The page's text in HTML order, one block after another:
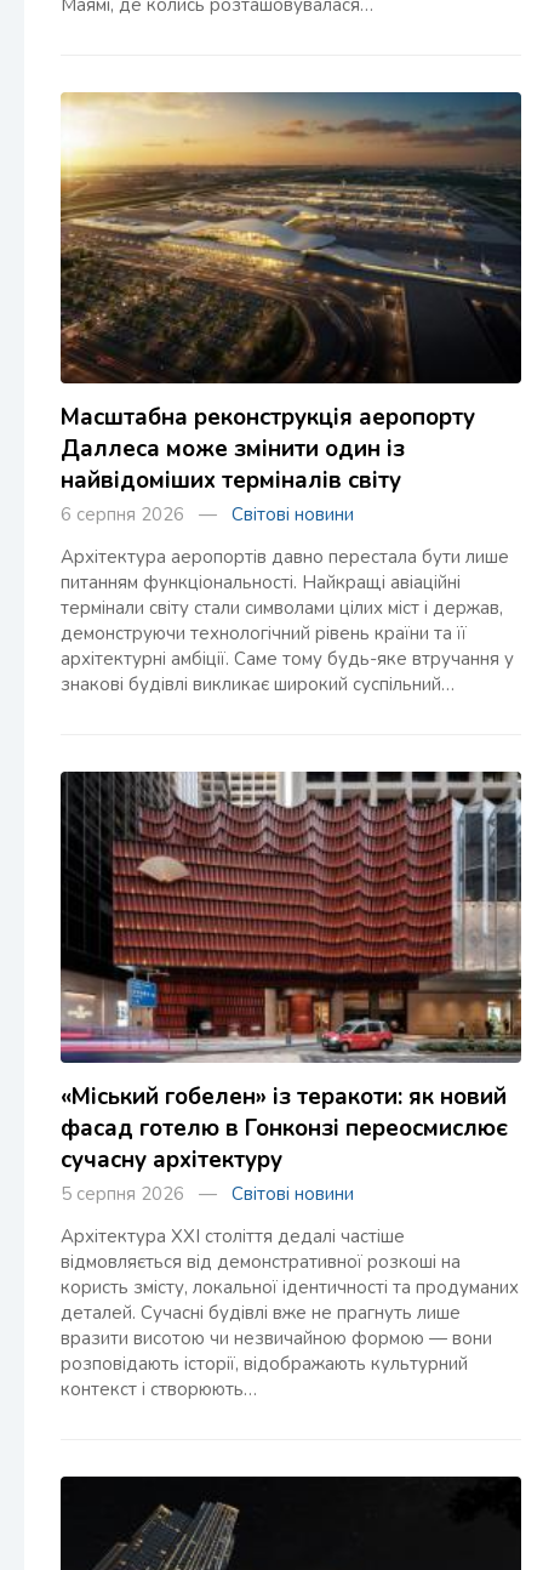
Маямі, де колись розташовувалася…
Масштабна реконструкція аеропорту
Даллеса може змінити один із
найвідоміших терміналів світу
6 серпня 2026 — Світові новини
Архітектура аеропортів давно перестала бути лише
питанням функціональності. Найкращі авіаційні
термінали світу стали символами цілих міст і держав,
демонструючи технологічний рівень країни та її
архітектурні амбіції. Саме тому будь-яке втручання у
знакові будівлі викликає широкий суспільний…
«Міський гобелен» із теракоти: як новий
фасад готелю в Гонконзі переосмислює
сучасну архітектуру
5 серпня 2026 — Світові новини
Архітектура XXI століття дедалі частіше
відмовляється від демонстративної розкоші на
користь змісту, локальної ідентичності та продуманих
деталей. Сучасні будівлі вже не прагнуть лише
вразити висотою чи незвичайною формою — вони
розповідають історії, відображають культурний
контекст і створюють…